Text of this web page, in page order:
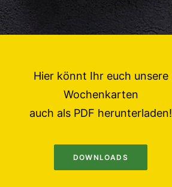
Hier könnt Ihr euch unsere
Wochenkarten
auch als PDF herunterladen!
DOWNLOADS